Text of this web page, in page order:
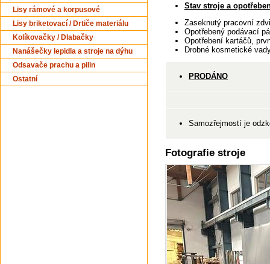
Lisy rámové a korpusové
Lisy briketovací / Drtiče materiálu
Kolíkovačky / Dlabačky
Nanášečky lepidla a stroje na dýhu
Odsavače prachu a pilin
Ostatní
Stav stroje a
Zaseknutý pracovní
Opotřebený podávací
Opotřebení kartáčů,
Drobné kosmetické
PRODÁNO
Samozřejmostí je
Fotografie stroje